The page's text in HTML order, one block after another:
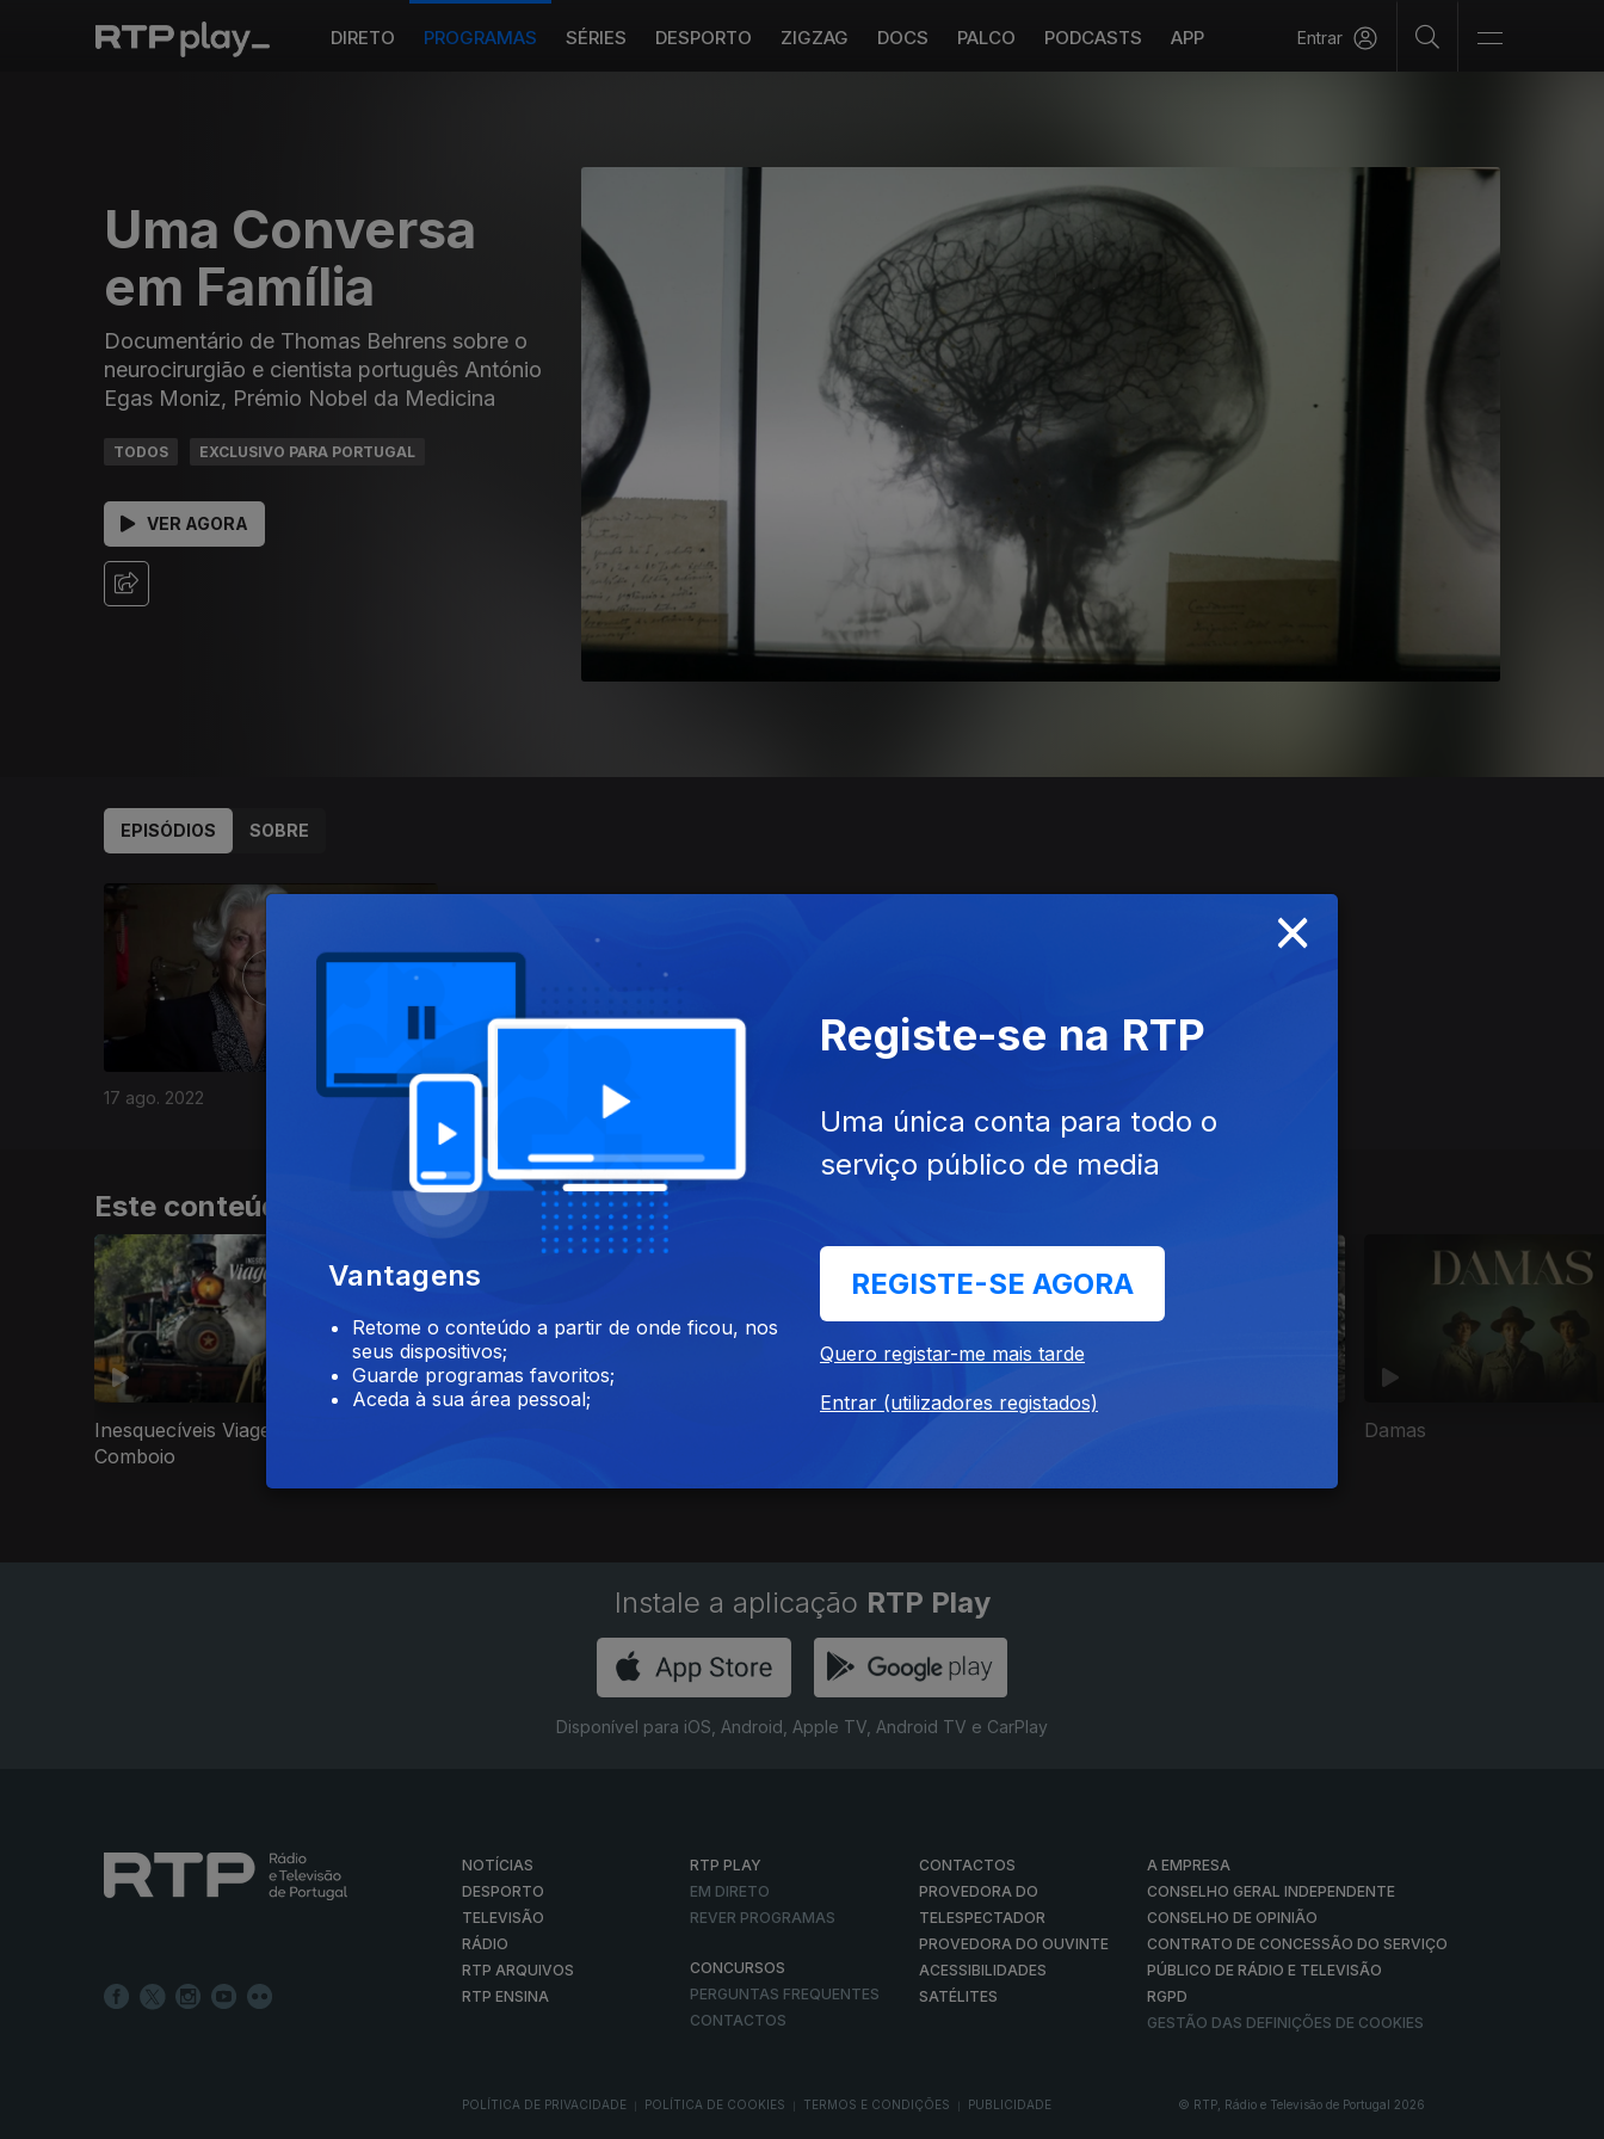
DIRETO PROGRAMAS SÉRIES DESPORTO ZIGZAG DOCS PALCO PODCASTS APP Entrar
Uma Conversa
em Família
Documentário de Thomas Behrens sobre o
neurocirurgião e cientista português António
Egas Moniz, Prémio Nobel da Medicina
TODOS EXCLUSIVO PARA PORTUGAL
VER AGORA
EPISÓDIOS SOBRE
17 ago. 2022
635941
Este conteúdo faz parte de Documentários
Inesquecíveis Viagens de
Comboio
Damas
Instale a aplicação RTP Play
Disponível para iOS, Android, Apple TV, Android TV e CarPlay
NOTÍCIAS
DESPORTO
TELEVISÃO
RÁDIO
RTP ARQUIVOS
RTP ENSINA
RTP PLAY
EM DIRETO
REVER PROGRAMAS
CONCURSOS
PERGUNTAS FREQUENTES
CONTACTOS
CONTACTOS
PROVEDORA DO
TELESPECTADOR
PROVEDORA DO OUVINTE
ACESSIBILIDADES
SATÉLITES
A EMPRESA
CONSELHO GERAL INDEPENDENTE
CONSELHO DE OPINIÃO
CONTRATO DE CONCESSÃO DO SERVIÇO
PÚBLICO DE RÁDIO E TELEVISÃO
RGPD
GESTÃO DAS DEFINIÇÕES DE COOKIES
POLÍTICA DE PRIVACIDADE POLÍTICA DE COOKIES TERMOS E CONDIÇÕES PUBLICIDADE © RTP, Rádio e Televisão de Portugal 2026
×
Vantagens
Retome o conteúdo a partir de onde ficou, nos
seus dispositivos;
Guarde programas favoritos;
Aceda à sua área pessoal;
Registe-se na RTP
Uma única conta para todo o
serviço público de media
REGISTE-SE AGORA
Quero registar-me mais tarde
Entrar (utilizadores registados)